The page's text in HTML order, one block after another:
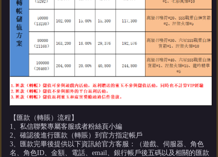
【匯款（轉賬）流程】
1、私信聯繫專屬客服或者粉絲頁小編
2、確認後進行匯款（轉賬）到官方指定帳戶
3、匯款完畢後提供以下資訊給官方客服：（遊戲、伺服器、角色
名、角色ID、金額、電話、email、銀行帳戶後五碼以及相關的匯款